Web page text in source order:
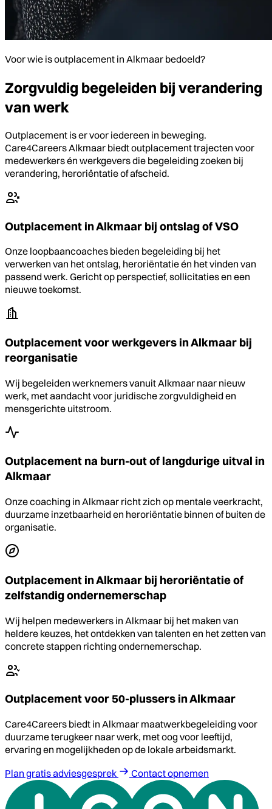
Voor wie is outplacement in Alkmaar bedoeld?
Zorgvuldig begeleiden bij verandering
van werk
Outplacement is er voor iedereen in beweging.
Care4Careers Alkmaar biedt outplacement trajecten voor
medewerkers én werkgevers die begeleiding zoeken bij
verandering, heroriëntatie of afscheid.
Outplacement in Alkmaar bij ontslag of VSO
Onze loopbaancoaches bieden begeleiding bij het
verwerken van het ontslag, heroriëntatie én het vinden van
passend werk. Gericht op perspectief, sollicitaties en een
nieuwe toekomst.
Outplacement voor werkgevers in Alkmaar bij
reorganisatie
Wij begeleiden werknemers vanuit Alkmaar naar nieuw
werk, met aandacht voor juridische zorgvuldigheid en
mensgerichte uitstroom.
Outplacement na burn-out of langdurige uitval in
Alkmaar
Onze coaching in Alkmaar richt zich op mentale veerkracht,
duurzame inzetbaarheid en heroriëntatie binnen of buiten de
organisatie.
Outplacement in Alkmaar bij heroriëntatie of
zelfstandig ondernemerschap
Wij helpen medewerkers in Alkmaar bij het maken van
heldere keuzes, het ontdekken van talenten en het zetten van
concrete stappen richting ondernemerschap.
Outplacement voor 50-plussers in Alkmaar
Care4Careers biedt in Alkmaar maatwerkbegeleiding voor
duurzame terugkeer naar werk, met oog voor leeftijd,
ervaring en mogelijkheden op de lokale arbeidsmarkt.
Plan gratis adviesgesprek
Contact opnemen